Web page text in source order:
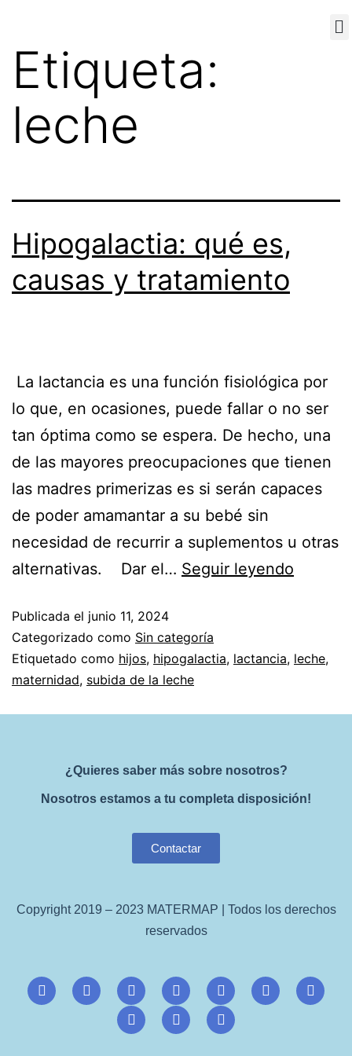
Etiqueta:
leche
Hipogalactia: qué es,
causas y tratamiento
La lactancia es una función fisiológica por
lo que, en ocasiones, puede fallar o no ser
tan óptima como se espera. De hecho, una
de las mayores preocupaciones que tienen
las madres primerizas es si serán capaces
de poder amamantar a su bebé sin
necesidad de recurrir a suplementos u otras
alternativas. Dar el… Seguir leyendo
Publicada el junio 11, 2024
Categorizado como Sin categoría
Etiquetado como hijos, hipogalactia, lactancia, leche,
maternidad, subida de la leche
¿Quieres saber más sobre nosotros?
Nosotros estamos a tu completa disposición!
Contactar
Copyright 2019 – 2023 MATERMAP | Todos los derechos
reservados